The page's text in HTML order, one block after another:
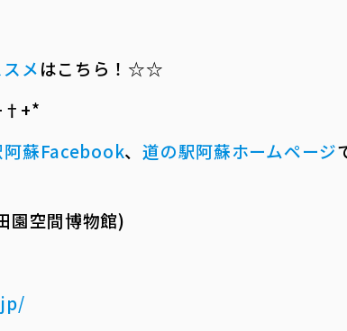
メはこちら！☆☆
蘇Facebook、道の駅阿蘇ホームページ
園空間博物館)